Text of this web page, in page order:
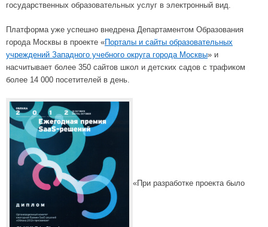
государственных образовательных услуг в электронный вид.
Платформа уже успешно внедрена Департаментом Образования
города Москвы в проекте «Порталы и сайты образовательных
учреждений Западного учебного округа города Москвы» и
насчитывает более 350 сайтов школ и детских садов с трафиком
более 14 000 посетителей в день.
«При разработке проекта было